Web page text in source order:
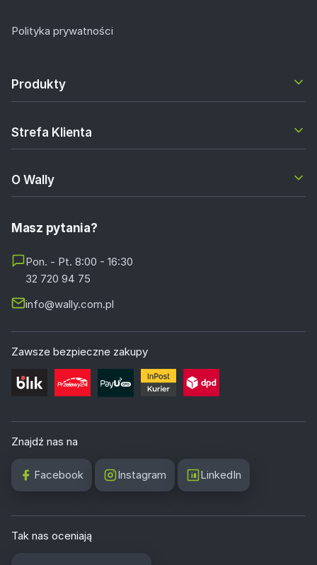
Polityka prywatności
Produkty
Strefa Klienta
O Wally
Masz pytania?
Pon. - Pt. 8:00 - 16:30
32 720 94 75
info@wally.com.pl
Zawsze bezpieczne zakupy
Znajdź nas na
Facebook Instagram LinkedIn
Tak nas oceniają